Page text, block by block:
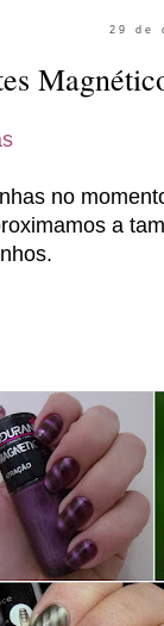
29 de
no
a